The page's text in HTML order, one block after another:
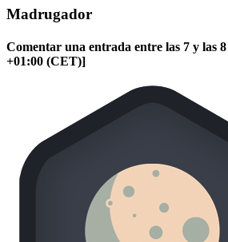
Madrugador
Comentar una entrada entre las 7 y las
+01:00 (CET)]